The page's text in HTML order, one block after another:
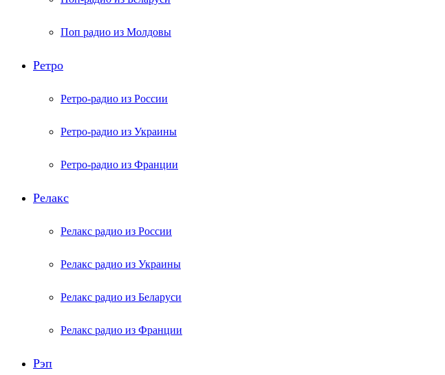
Поп радио из Молдовы
Ретро
Ретро-радио из России
Ретро-радио из Украины
Ретро-радио из Франции
Релакс
Релакс радио из России
Релакс радио из Украины
Релакс радио из Беларуси
Релакс радио из Франции
Рэп